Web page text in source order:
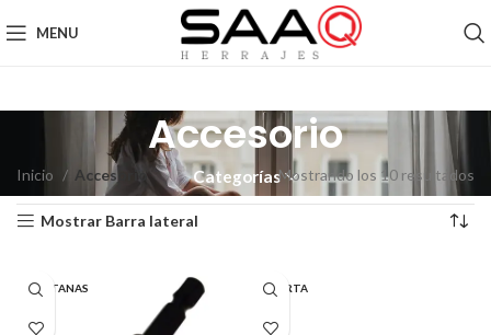
MENU
Accesorio
Categorías
Inicio Accesorio Mostrando los 10 resultados
Mostrar Barra lateral
VENTANAS PUERTA